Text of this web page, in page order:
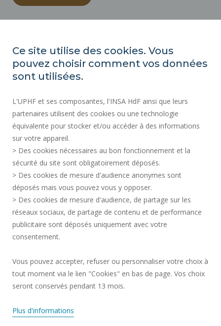
MAPA DEL SITIO
ACCESIBILIDAD
INFORMACIÓN LEGAL
CONTACTOS
SERVICIOS PÚBLICOS +
CRÉDITOS
DOY MI OPINIÓN
ACCESIBILIDAD: NO CONFORME
¡Únete a nosotros!
Ce site utilise des cookies. Vous
pouvez choisir comment vos données
sont utilisées.
L'UPHF et ses composantes, l'INSA HdF ainsi que leurs
partenaires utilisent des cookies ou une technologie
équivalente pour stocker et/ou accéder à des informations
sur votre appareil.
> Des cookies nécessaires au bon fonctionnement et la
sécurité du site sont obligatoirement déposés.
> Des cookies de mesure d'audience anonymes sont
déposés mais vous pouvez vous y opposer.
> Des cookies de mesure d'audience, de partage sur les
réseaux sociaux, de partage de contenu et de performance
publicitaire sont déposés uniquement avec votre
consentement.
Vous pouvez accepter, refuser ou personnaliser votre choix à
tout moment via le lien "Cookies" en bas de page. Vos choix
seront conservés pendant 13 mois.
Plus d'informations